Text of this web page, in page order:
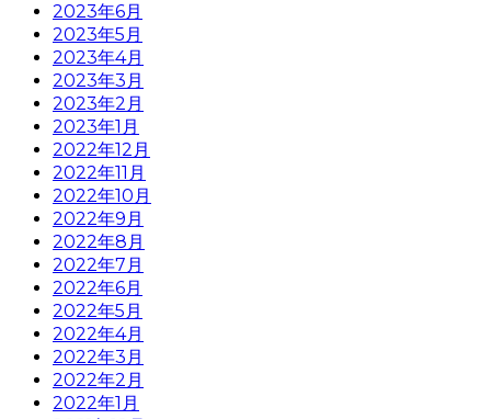
2023年6月
2023年5月
2023年4月
2023年3月
2023年2月
2023年1月
2022年12月
2022年11月
2022年10月
2022年9月
2022年8月
2022年7月
2022年6月
2022年5月
2022年4月
2022年3月
2022年2月
2022年1月